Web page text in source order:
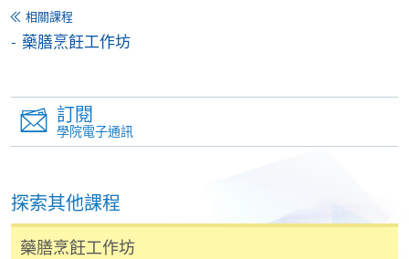
-個別學歷頒授課程
個別課程為須報讀同一學歷頒授課程及其他單元或繳
交下期學費的學員，提供網上服務，如學員就讀的課
網上支付可通過「繳費靈」(PPS) (不適用於手機)、
VISA 或 Mastercard、「微信支付」(Online WeChat
Pay) 、「支付寶」(Online Alipay) 或 「轉數快」(FPS)
相關課程
藥膳烹飪工作坊
訂閱
學院電子通訊
探索其他課程
藥膳烹飪工作坊